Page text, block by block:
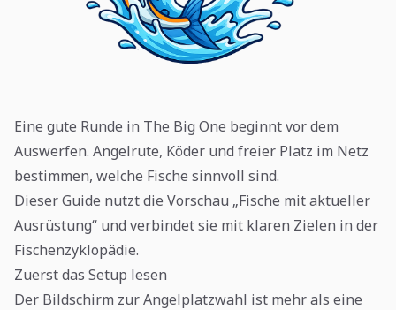
Eine gute Runde in The Big One beginnt vor dem
Auswerfen. Angelrute, Köder und freier Platz im Netz
bestimmen, welche Fische sinnvoll sind.
Dieser Guide nutzt die Vorschau „Fische mit aktueller
Ausrüstung“ und verbindet sie mit klaren Zielen in der
Fischenzyklopädie.
Zuerst das Setup lesen
Der Bildschirm zur Angelplatzwahl ist mehr als eine